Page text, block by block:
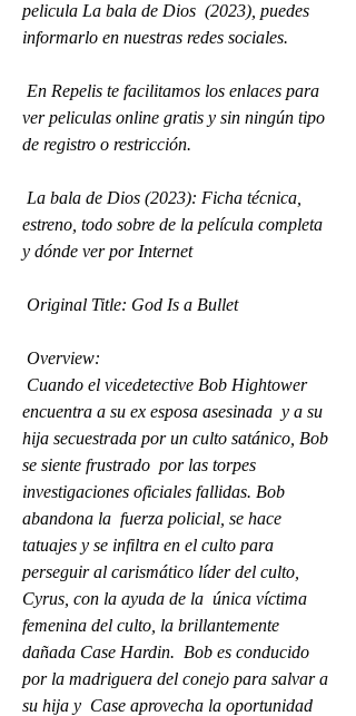
pelicula La bala de Dios  (2023), puedes
informarlo en nuestras redes sociales.
ver peliculas online gratis y sin ningún tipo
de registro o restricción.
estreno, todo sobre de la película completa
y dónde ver por Internet
Original Title: God Is a Bullet
Overview:
encuentra a su ex esposa asesinada  y a su
hija secuestrada por un culto satánico, Bob
se siente frustrado  por las torpes
investigaciones oficiales fallidas. Bob
abandona la  fuerza policial, se hace
tatuajes y se infiltra en el culto para
perseguir al carismático líder del culto,
Cyrus, con la ayuda de la  única víctima
femenina del culto, la brillantemente
dañada Case Hardin.  Bob es conducido
por la madriguera del conejo para salvar a
su hija y  Case aprovecha la oportunidad